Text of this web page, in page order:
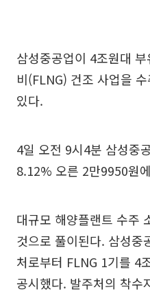
삼성중공업이 4조원대
비(FLNG) 건조 사업을
있다.
4일 오전 9시4분 삼성중
8.12% 오른 2만9950원
대규모 해양플랜트 수주
것으로 풀이된다. 삼성중
처로부터 FLNG 1기를 4
공시했다. 발주처의 착